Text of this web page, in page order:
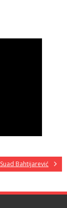
Bahtijarević